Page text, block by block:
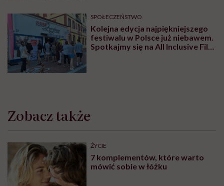
SPOŁECZEŃSTWO
Kolejna edycja najpiękniejszego
festiwalu w Polsce już niebawem.
Spotkajmy się na All Inclusive Film
Zobacz także
ŻYCIE
7 komplementów, które warto
mówić sobie w łóżku